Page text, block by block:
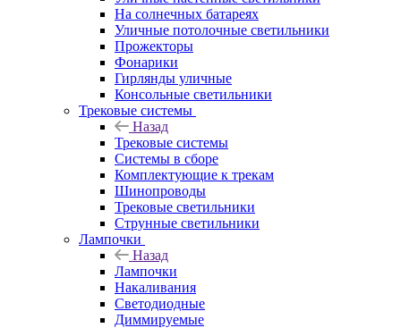
На солнечных батареях
Уличные потолочные светильники
Прожекторы
Фонарики
Гирлянды уличные
Консольные светильники
Трековые системы
Назад
Трековые системы
Системы в сборе
Комплектующие к трекам
Шинопроводы
Трековые светильники
Струнные светильники
Лампочки
Назад
Лампочки
Накаливания
Светодиодные
Диммируемые